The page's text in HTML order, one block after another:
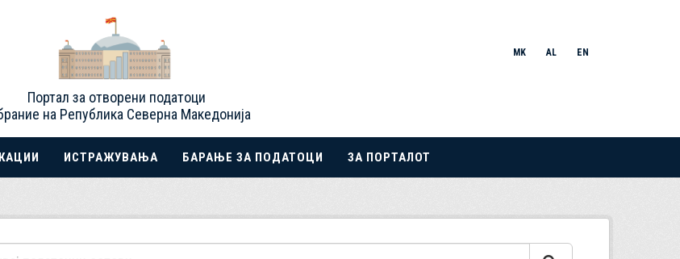
Портал за отворени податоци
на Република Северна Македонија
MK AL EN
ИСТРАЖУВАЊА БАРАЊЕ ЗА ПОДАТОЦИ ЗА ПОРТАЛОТ